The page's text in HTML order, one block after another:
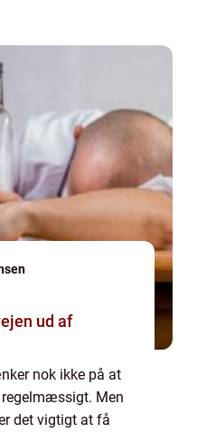
nok ikke på at
Men
det vigtigt at få